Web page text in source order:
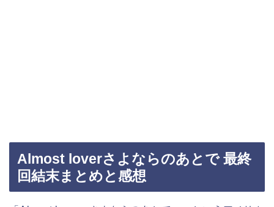
Almost loverさよならのあとで 最終
回結末まとめと感想